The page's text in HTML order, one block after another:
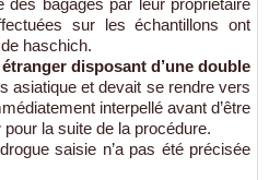
sur les échantillons ont
haschich.
étranger disposant d’une double
asiatique et devait se rendre vers
interpellé avant d’être
pour la suite de la procédure.
saisie n’a pas été précisée